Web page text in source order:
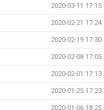
2020-03-11 17:15
2020-02-21 17:24
2020-02-19 17:30
2020-02-08 17:05
2020-02-01 17:13
2020-01-25 17:23
2020-01-06 18:25